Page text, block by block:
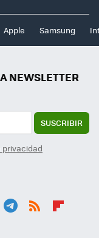
Apple Samsung
NEWSLETTER
SUSCRIBIR
privacidad